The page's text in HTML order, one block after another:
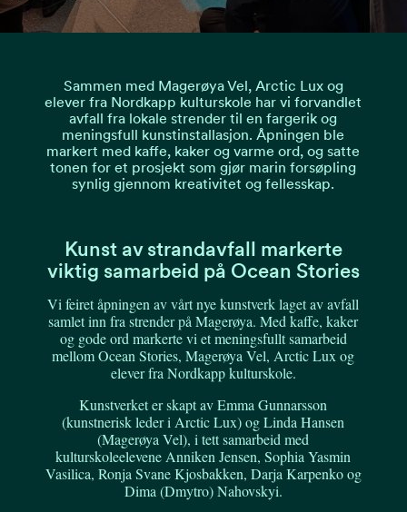
Sammen med Magerøya Vel, Arctic Lux og
elever fra Nordkapp kulturskole har vi forvandlet
avfall fra lokale strender til en fargerik og
meningsfull kunstinstallasjon. Åpningen ble
markert med kaffe, kaker og varme ord, og satte
tonen for et prosjekt som gjør marin forsøpling
synlig gjennom kreativitet og fellesskap.
Kunst av strandavfall markerte
viktig samarbeid på Ocean Stories
Vi feiret åpningen av vårt nye kunstverk laget av avfall
samlet inn fra strender på Magerøya. Med kaffe, kaker
og gode ord markerte vi et meningsfullt samarbeid
mellom Ocean Stories, Magerøya Vel, Arctic Lux og
elever fra Nordkapp kulturskole.
Kunstverket er skapt av Emma Gunnarsson
(kunstnerisk leder i Arctic Lux) og Linda Hansen
(Magerøya Vel), i tett samarbeid med
kulturskoleelevene Anniken Jensen, Sophia Yasmin
Vasilica, Ronja Svane Kjosbakken, Darja Karpenko og
Dima (Dmytro) Nahovskyi.